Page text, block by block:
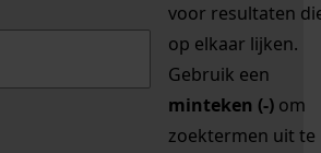
voor resultaten
op elkaar lijken.
Gebruik een
minteken (-) om
zoektermen uit te